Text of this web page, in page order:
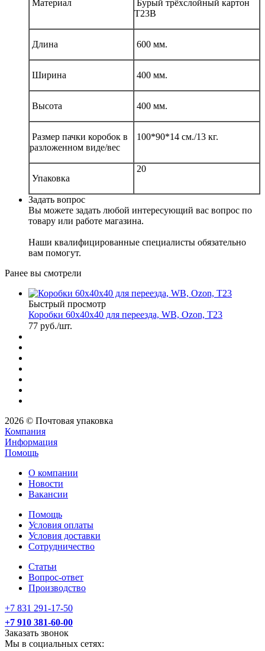
Материал
Бурый трёхслойный картон
Т23В
Длина 600 мм.
Ширина 400 мм.
Высота 400 мм.
Размер пачки коробок в
разложенном виде/вес
100*90*14 см./13 кг.
Упаковка
20
Задать вопрос
Вы можете задать любой интересующий вас вопрос по
товару или работе магазина.
Наши квалифицированные специалисты обязательно
вам помогут.
Ранее вы смотрели
Быстрый просмотр
Коробки 60х40х40 для переезда, WB, Ozon, Т23
77 руб./шт.
2026 © Почтовая упаковка
Компания
Информация
Помощь
О компании
Новости
Вакансии
Помощь
Условия оплаты
Условия доставки
Сотрудничество
Статьи
Вопрос-ответ
Производство
+7 831 291-17-50
+7 910 381-60-00
Заказать звонок
Мы в социальных сетях: